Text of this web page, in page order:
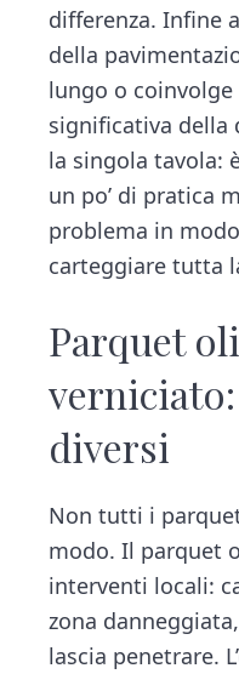
differenza. Infine
della
lungo o
significativa della
la singola tavola:
un po’ di pratica
problema in
carteggiare tutta
Parquet
diversi
Non tutti i
modo. Il parquet
interventi locali:
zona
lascia penetrare.